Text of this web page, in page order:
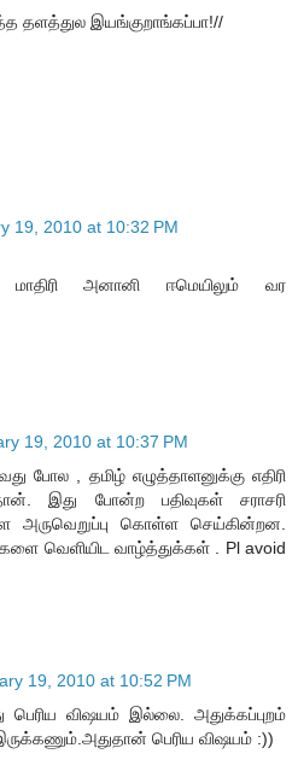
தளத்துல இயங்குறாங்கப்பா!//
19, 2010 at 10:32 PM
அனானி ஈமெயிலும் வர
19, 2010 at 10:37 PM
போல , தமிழ் எழுத்தாளனுக்கு எதிரி
இது போன்ற பதிவுகள் சராசரி
அருவெறுப்பு கொள்ள செய்கின்றன.
வெளியிட வாழ்த்துக்கள் . Pl avoid
19, 2010 at 10:52 PM
பெரிய விஷயம் இல்லை. அதுக்கப்புறம்
பெரிய விஷயம் :))